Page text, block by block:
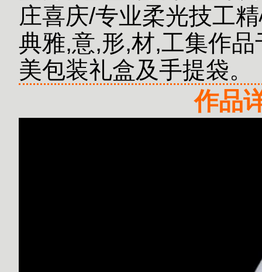
庄喜庆/专业柔光技工
典雅,意,形,材,工集作品
美包装礼盒及手提袋。
作品